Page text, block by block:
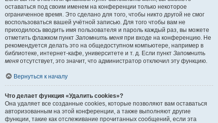
оставаться под своим именем на конференции только некоторое
ограниченное время. Это сделано для того, чтобы никто другой не смог
воспользоваться вашей учётной записью. Для того чтобы вам не
приходилось вводить имя пользователя и пароль каждый раз, вы можете
отметить флажком пункт Запомнить меня при входе на конференцию. Не
рекомендуется делать это на общедоступном компьютере, например в
библиотеке, интернет-кафе, университете и т. д. Если пункт Запомнить
меня отсутствует, это значит, что администратор отключил эту функцию.
Вернуться к началу
Что делает функция «Удалить cookies»?
Она удаляет все созданные cookies, которые позволяют вам оставаться
авторизованным на этой конференции, а также выполняют другие
функции, такие как отслеживание прочитанных сообщений, если эта